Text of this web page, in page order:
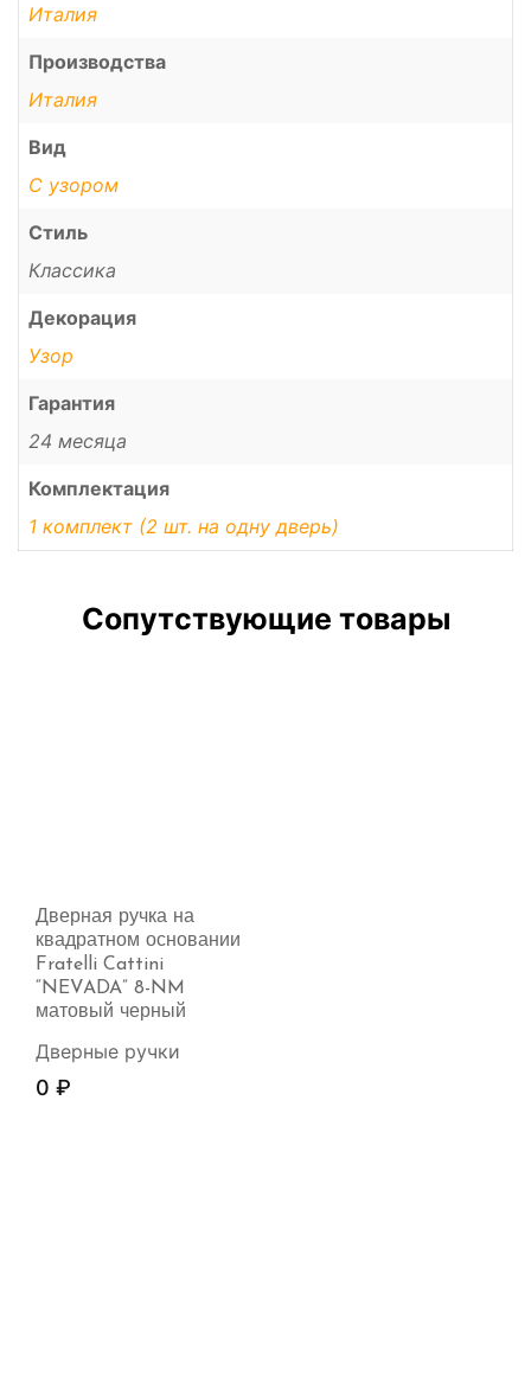
Италия
Производства
Италия
Вид
С узором
Стиль
Классика
Декорация
Узор
Гарантия
24 месяца
Комплектация
1 комплект (2 шт. на одну дверь)
Сопутствующие товары
Дверная ручка на
квадратном основании
Fratelli Cattini
“NEVADA” 8-NM
матовый черный
Дверные ручки
0 ₽